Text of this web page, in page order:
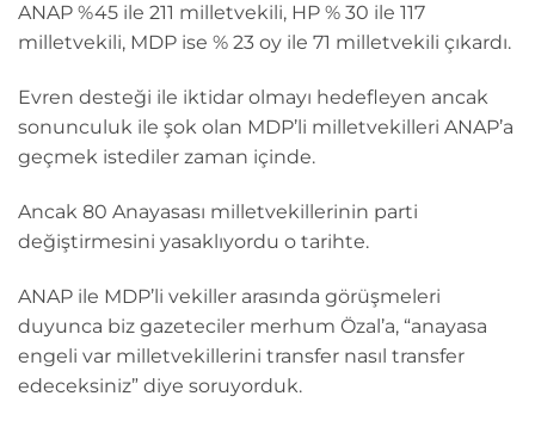
ANAP %45 ile 211 milletvekili, HP % 30 ile 117
milletvekili, MDP ise % 23 oy ile 71 milletvekili çıkardı.
Evren desteği ile iktidar olmayı hedefleyen ancak
sonunculuk ile şok olan MDP’li milletvekilleri ANAP’a
geçmek istediler zaman içinde.
Ancak 80 Anayasası milletvekillerinin parti
değiştirmesini yasaklıyordu o tarihte.
ANAP ile MDP’li vekiller arasında görüşmeleri
duyunca biz gazeteciler merhum Özal’a, “anayasa
engeli var milletvekillerini transfer nasıl transfer
edeceksiniz” diye soruyorduk.